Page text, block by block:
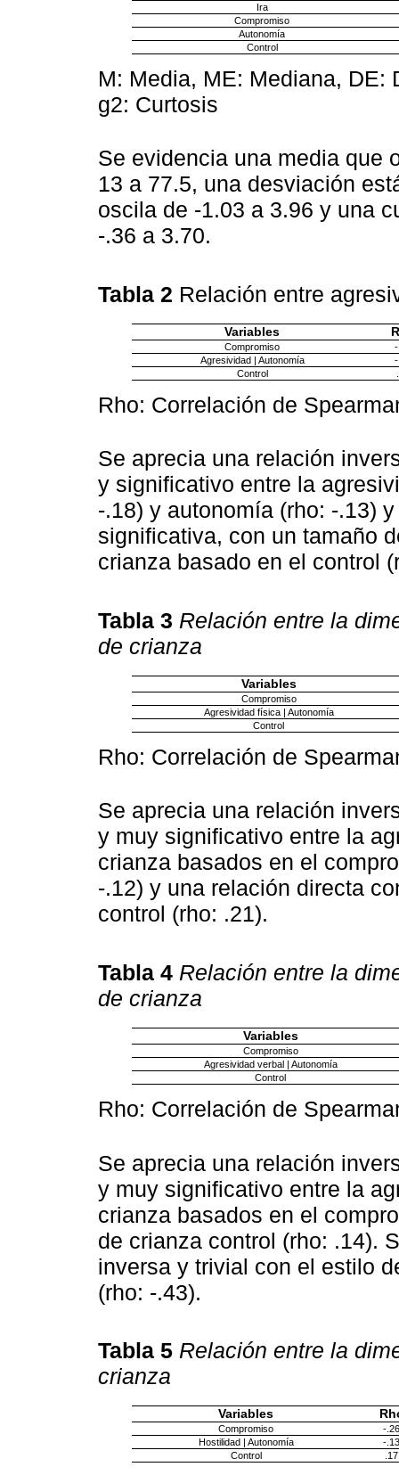
Ira
Compromiso
Autonomía
Control
M: Media, ME: Mediana, DE:
g2: Curtosis
Se evidencia una media que
13 a 77.5, una desviación
oscila de -1.03 a 3.96 y una
-.36 a 3.70.
Tabla 2 Relación entre
Variables
Compromiso
Agresividad | Autonomía
Control
Rho: Correlación de
Se aprecia una relación
y significativo entre la
-.18) y autonomía (rho: -.13)
significativa, con un tamaño
crianza basado en el control
Tabla 3 Relación entre la
de crianza
Variables
Compromiso
Agresividad física | Autonomía
Control
Rho: Correlación de
Se aprecia una relación
y muy significativo entre la
crianza basados en el
-.12) y una relación directa
control (rho: .21).
Tabla 4 Relación entre la
de crianza
Variables
Compromiso
Agresividad verbal | Autonomía
Control
Rho: Correlación de
Se aprecia una relación
y muy significativo entre la
crianza basados en el
de crianza control (rho: .14).
inversa y trivial con el estilo
(rho: -.43).
Tabla 5 Relación entre la
crianza
Variables
Compromiso
-.26
Hostilidad | Autonomía
-.13
Control
.17